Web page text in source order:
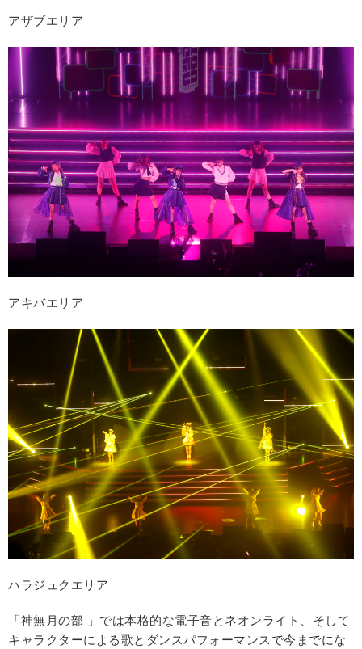
アザブエリア
アキバエリア
ハラジュクエリア
「神無月の部 」では本格的な電子音とネオンライト、そして
キャラクターによる歌とダンスパフォーマンスで今までにな